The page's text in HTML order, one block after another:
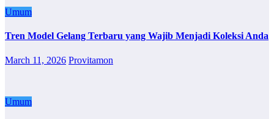
Umum
Tren Model Gelang Terbaru yang Wajib Menjadi Koleksi Anda
March 11, 2026 Provitamon
Umum